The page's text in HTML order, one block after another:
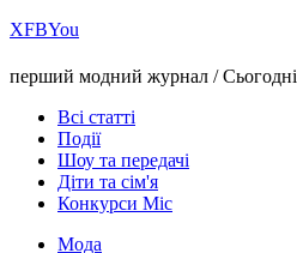
ХFBYou
перший модний журнал /
Всі статті
Події
Шоу та передачі
Діти та сім'я
Конкурси Міс
Мода